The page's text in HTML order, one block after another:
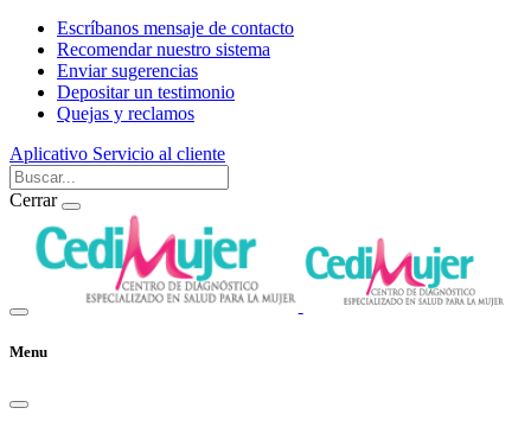
Escríbanos mensaje de contacto
Recomendar nuestro sistema
Enviar sugerencias
Depositar un testimonio
Quejas y reclamos
Aplicativo Servicio al cliente
Cerrar
Menu